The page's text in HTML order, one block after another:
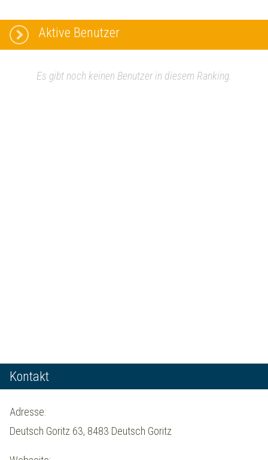
Aktive Benutzer
Es gibt noch keinen Benutzer in diesem Ranking.
Kontakt
Adresse:
Deutsch Goritz 63, 8483 Deutsch Goritz